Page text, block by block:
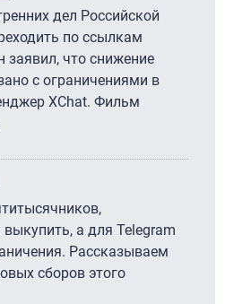
дел Российской
по ссылкам
что снижение
с ограничениями в
XChat. Фильм
а для Telegram
Рассказываем
сборов этого